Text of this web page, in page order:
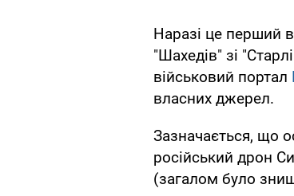
Наразі це перший
"Шахедів" зі
військовий портал
власних джерел.
Зазначається, що
російський дрон
(загалом було